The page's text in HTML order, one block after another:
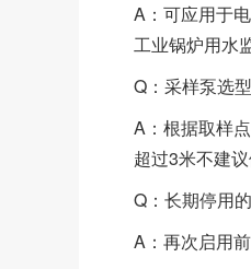
A：可应用于
工业锅炉用水
Q：采样泵选
A：根据取样
超过3米不建
Q：长期停用
A：再次启用